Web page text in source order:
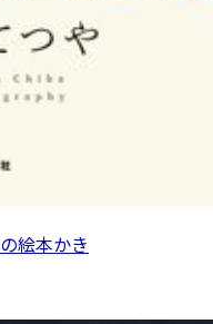
絵本かき